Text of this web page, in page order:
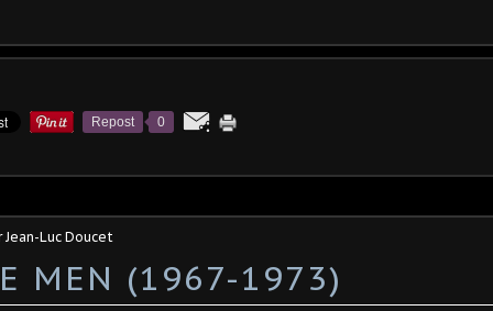
Repost 0
Jean-Luc Doucet
MEN (1967-1973)